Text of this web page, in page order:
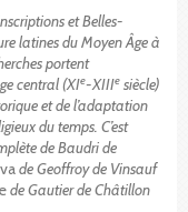
et Belles-
latines du Moyen Âge à
portent
central (XIe-XIIIe siècle)
et de l’adaptation
du temps. C’est
de Baudri de
de Geoffroy de Vinsauf
de Gautier de Châtillon